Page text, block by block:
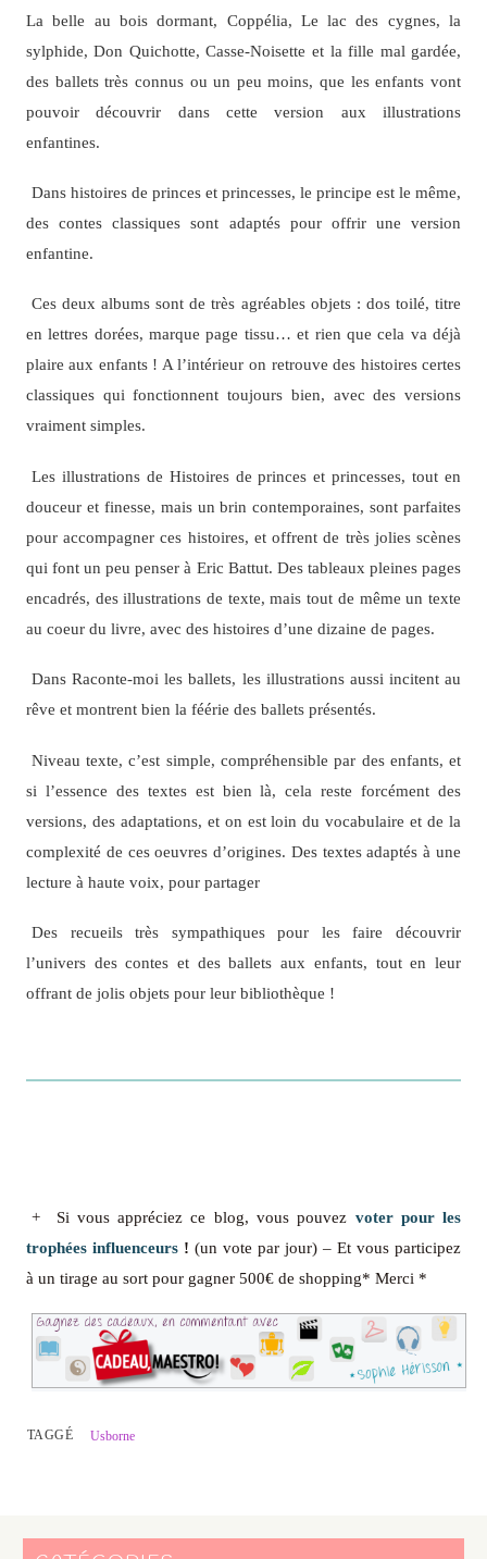
La belle au bois dormant, Coppélia, Le lac des cygnes, la
sylphide, Don Quichotte, Casse-Noisette et la fille mal gardée,
des ballets très connus ou un peu moins, que les enfants vont
pouvoir découvrir dans cette version aux illustrations
enfantines.
Dans histoires de princes et princesses, le principe est le même,
des contes classiques sont adaptés pour offrir une version
enfantine.
Ces deux albums sont de très agréables objets : dos toilé, titre
en lettres dorées, marque page tissu… et rien que cela va déjà
plaire aux enfants ! A l’intérieur on retrouve des histoires certes
classiques qui fonctionnent toujours bien, avec des versions
vraiment simples.
Les illustrations de Histoires de princes et princesses, tout en
douceur et finesse, mais un brin contemporaines, sont parfaites
pour accompagner ces histoires, et offrent de très jolies scènes
qui font un peu penser à Eric Battut. Des tableaux pleines pages
encadrés, des illustrations de texte, mais tout de même un texte
au coeur du livre, avec des histoires d’une dizaine de pages.
Dans Raconte-moi les ballets, les illustrations aussi incitent au
rêve et montrent bien la féérie des ballets présentés.
Niveau texte, c’est simple, compréhensible par des enfants, et
si l’essence des textes est bien là, cela reste forcément des
versions, des adaptations, et on est loin du vocabulaire et de la
complexité de ces oeuvres d’origines. Des textes adaptés à une
lecture à haute voix, pour partager
Des recueils très sympathiques pour les faire découvrir
l’univers des contes et des ballets aux enfants, tout en leur
offrant de jolis objets pour leur bibliothèque !
+ Si vous appréciez ce blog, vous pouvez voter pour les
trophées influenceurs! (un vote par jour) – Et vous participez
à un tirage au sort pour gagner 500€ de shopping* Merci *
TAGGÉ Usborne